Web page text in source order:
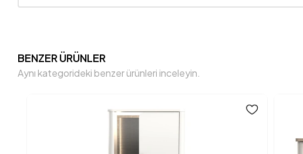
BENZER ÜRÜNLER
Aynı kategorideki benzer ürünleri inceleyin.